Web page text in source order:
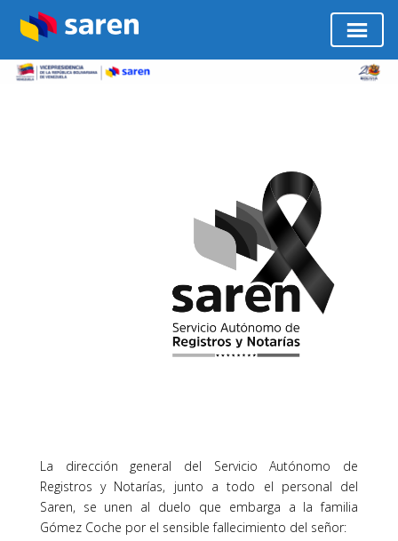
La dirección general del Servicio Autónomo de
Registros y Notarías, junto a todo el personal del
Saren, se unen al duelo que embarga a la familia
Gómez Coche por el sensible fallecimiento del señor: